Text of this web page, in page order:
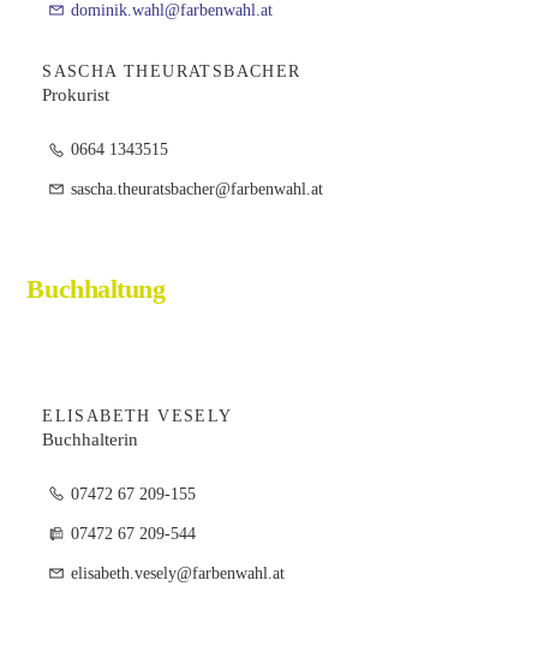
dominik.wahl@farbenwahl.at
SASCHA THEURATSBACHER
Prokurist
0664 1343515
sascha.theuratsbacher@farbenwahl.at
Buchhaltung
ELISABETH VESELY
Buchhalterin
07472 67 209-155
07472 67 209-544
elisabeth.vesely@farbenwahl.at